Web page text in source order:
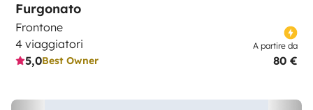
Furgonato
Frontone
4 viaggiatori
5,0Best Owner
A partire da
80 €